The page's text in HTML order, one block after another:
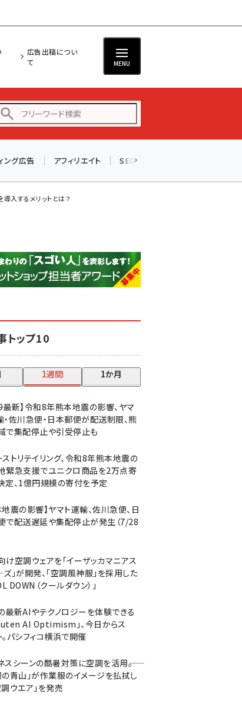
広告出稿につい
て
MENU
アスクル (1119)
base (1074)
ング広告 アフィリエイト SEO
入するメリットとは？
トップ10
1週間 1か月
最新】令和8年熊本地震の影響、ヤマ
・佐川急便・日本郵便が配送制限、熊
で集配停止や引受停止も
ストリテイリング、令和8年熊本地震の
緊急支援でユニクロ商品を2万点寄
定、1億円規模の寄付を予定
地震の影響】ヤマト運輸、佐川急便、日
で配送遅延や集配停止が発生（7/28
け空調ウェアを「イーザッカマニアス
」が開発、「空調風神服」を採用した
DOWN（クールダウン）」
最新AIやテクノロジーを体験できる
AI Optimism」、今日からス
。パシフィコ横浜で開催
スシーンの酷暑対策に空調を活用――。
の青山」が作業服のイメージを払拭し
調ウエア」を発売